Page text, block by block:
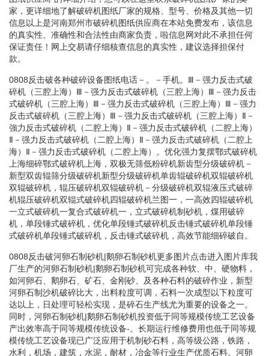
家，更详细地了解破碎机图纸厂家的规格、型号、价格及其他一切
信息以上是河南郑州市破碎机图纸供应商在本站免费发布，该信息
的真实性、准确性和合法性由商家负责，啦信息网对此不承担任何
保证责任！网上交易请仔细核查信息的真实性，建议选择担保付
款。
0808反击破各种破碎设备图纸电话－。－手机。Ⅲ－强力反击式破
碎机（三腔上海）Ⅲ－强力反击式破碎机（三腔上海）Ⅲ－强力反击
式破碎机（三腔上海）Ⅲ－强力反击式破碎机（三腔上海）Ⅲ－强力
反击式破碎机（三腔上海）Ⅲ－强力反击式破碎机（三腔上海）Ⅱ－
強力反击式破碎机（二腔上海）Ⅱ－强力反击式破碎机（二腔上海）
Ⅱ－强力反击式破碎机（二腔上海）Ⅱ－强力反击式破碎机（二腔上
海）Ⅱ－强力反击式破碎机（二腔上海）。优化强力复摆鄂式破碎机
上海细碎鄂式破碎机上海，双极无筛低粉碎机新齿型分级破碎机－
新型双齿辊筛分级破碎机新型分级破碎机单齿辊破碎机双辊破碎机
双辊破碎机，辊压破碎机双辊破碎机－分级破碎机双辊液压式破碎
机辊压破碎机双辊式破碎机四辊破碎机兰图一，一高效四辊破碎机
一立式破碎机一复合式破碎机一，立式破碎机制砂机，煤用破碎
机，单段锤式破碎机，优化单段锤式破碎机反击锤式破碎机单段锤
式破碎机单段锤式破碎机，反击锤式破碎机，高效节能细碎破自。
0808反击破河卵石制砂机|鹅卵石制砂机更多图片点击进入图片库我
厂生产的河卵石制砂机|鹅卵石制砂机可完成各种软、中、硬物料，
如河卵石、鹅卵石、矿石、金刚砂、及各种石料的破碎作业，新型
河卵石制沙机破碎比大，出料粒度可调，石料一次成型以下粒度可
达以上，日处理可轻松实现，是碎石生产线尤为重要的设备之一。
同时，河卵石制砂机|鹅卵石制砂机投资低于同等规模传统工艺设备
产出效率高于同等规模传统设备-。长期运行维修费用也低于同等规
模传统工艺设备现已广泛应用于机制砂石料，高等级公路，铁路，
水利，机场，建筑，水泥，耐材，冶金等行业生产优质石料。河卵